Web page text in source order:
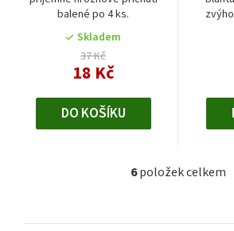
balené po 4 ks.
Skladem
37 Kč
18 Kč
DO KOŠÍKU
O
l
6položek celkem